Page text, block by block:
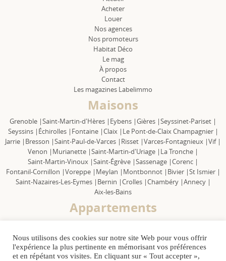
Acheter
Louer
Nos agences
Nos promoteurs
Habitat Déco
Le mag
À propos
Contact
Les magazines Labelimmo
Maisons
Grenoble |Saint-Martin-d'Hères | Eybens |Gières |Seyssinet-Pariset |
Seyssins | Échirolles | Fontaine |Claix | Le Pont-de-Claix Champagnier |
Jarrie | Bresson |Saint-Paul-de-Varces | Risset |Varces-Fontagnieux |Vif |
Venon | Murianette |Saint-Martin-d'Uriage | La Tronche |
Saint-Martin-Vinoux |Saint-Égrève |Sassenage |Corenc |
Fontanil-Cornillon |Voreppe | Meylan | Montbonnot | Bivier |St Ismier |
Saint-Nazaires-Les-Eymes | Bernin |Crolles |Chambéry |Annecy |
Aix-les-Bains
Appartements
Seyssins |Échirolles | Fontaine | Claix |
Le Pont-de-Claix Champagnier |
Jarrie |Bresson |Saint Paul-de-Varces |Risset |Varces-Fontagnieux |
Venon |Murianette | Saint-Martin-d'Uriage |La Tronche |
Nous utilisons des cookies sur notre site Web pour vous offrir
l'expérience la plus pertinente en mémorisant vos préférences
et en répétant vos visites. En cliquant sur « Tout accepter »,